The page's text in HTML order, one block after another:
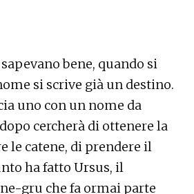
bene, quando si
si scrive già un destino.
uno con un nome da
cercherà di ottenere la
le catene, di prendere il
ha fatto Ursus, il
gru che fa ormai parte